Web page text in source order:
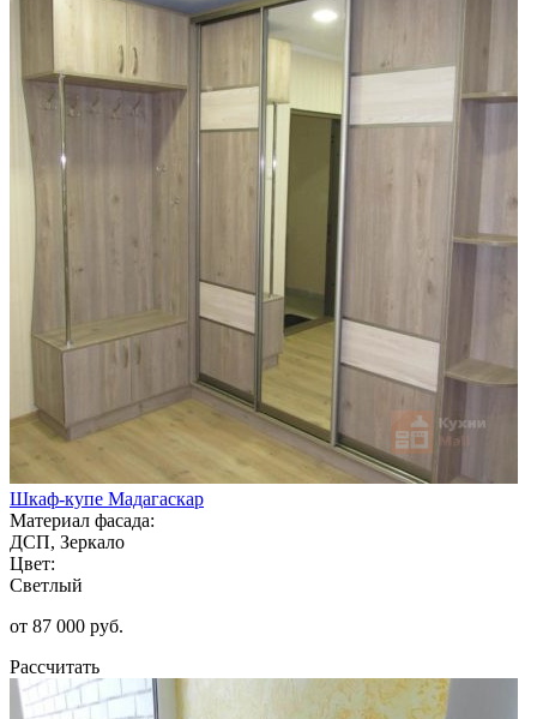
Шкаф-купе Мадагаскар
Материал фасада:
ДСП, Зеркало
Цвет:
Светлый
от 87 000 руб.
Рассчитать